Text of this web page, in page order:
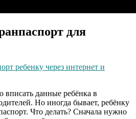
для
вписать данные ребёнка в
Но иногда бывает, ребёнку
Что делать? Сначала нужно